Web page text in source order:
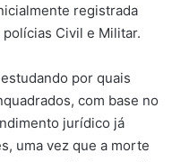
registrada
Civil e Militar.
por quais
com base no
jurídico já
uma vez que a morte